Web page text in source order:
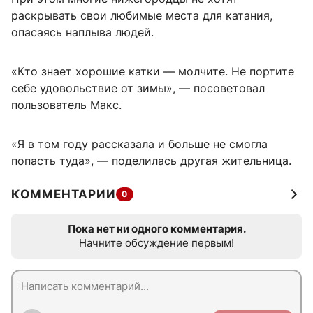
раскрывать свои любимые места для катания,
опасаясь наплыва людей.
«Кто знает хорошие катки — молчите. Не портите
себе удовольствие от зимы», — посоветовал
пользователь Макс.
«Я в том году рассказала и больше не смогла
попасть туда», — поделилась другая жительница.
КОММЕНТАРИИ 0
Пока нет ни одного комментария.
Начните обсуждение первым!